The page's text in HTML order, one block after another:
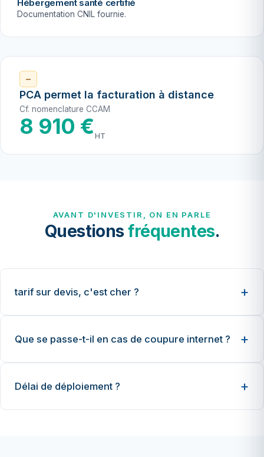
Hébergement santé certifié
Documentation CNIL fournie.
—
PCA permet la facturation à distance
Cf. nomenclature CCAM
8 910 €HT
AVANT D'INVESTIR, ON EN PARLE
Questionsfréquentes.
tarif sur devis, c'est cher ?
Que se passe-t-il en cas de coupure internet ?
Délai de déploiement ?